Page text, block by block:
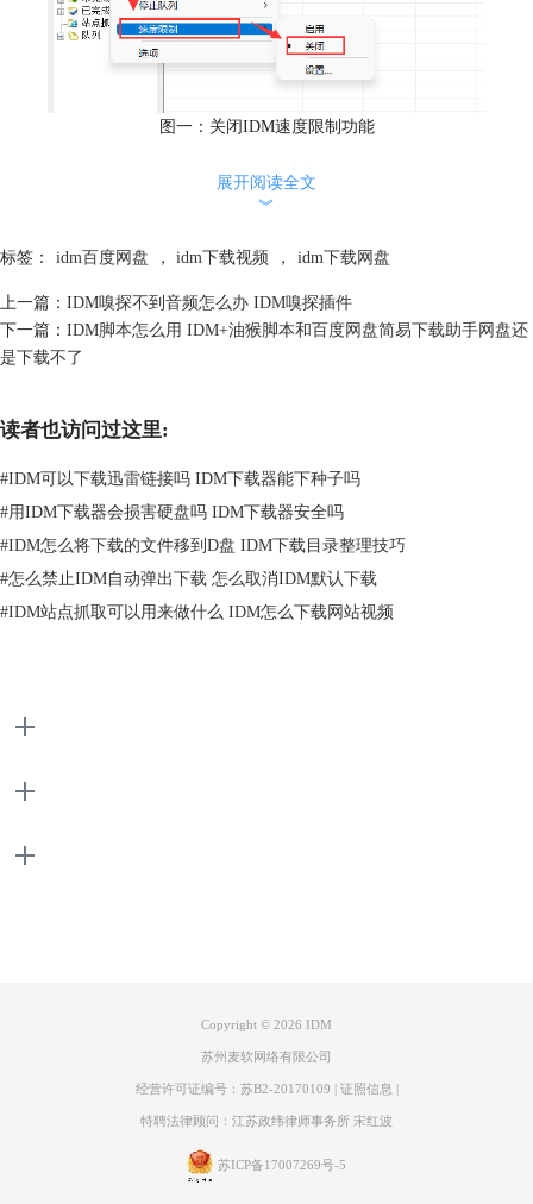
图一：关闭IDM速度限制功能
IDM之所以能够加快下载速率，是因为其采用了分区下载的技术。简单来
载，而同时下载的数量取决于我们设置的最大连接数。因此想要加快IDM
步骤如下：
（1）在上方工具栏中点击“下载”-“选项”。
率连接”
（3）将“默认最大连接数”一栏设置为更大的数值即可。
展开阅读全文
︾
标签： idm百度网盘 ， idm下载视频 ， idm下载网盘
上一篇： IDM嗅探不到音频怎么办 IDM嗅探插件
下一篇： IDM脚本怎么用 IDM+油猴脚本和百度网盘简易下载助手网盘还
是下载不了
读者也访问过这里:
#IDM可以下载迅雷链接吗 IDM下载器能下种子吗
#用IDM下载器会损害硬盘吗 IDM下载器安全吗
#IDM怎么将下载的文件移到D盘 IDM下载目录整理技巧
#怎么禁止IDM自动弹出下载 怎么取消IDM默认下载
#IDM站点抓取可以用来做什么 IDM怎么下载网站视频
Copyright © 2026 IDM
苏州麦软网络有限公司
经营许可证编号：苏B2-20170109 证照信息
特聘法律顾问：江苏政纬律师事务所 宋红波
苏ICP备17007269号-5